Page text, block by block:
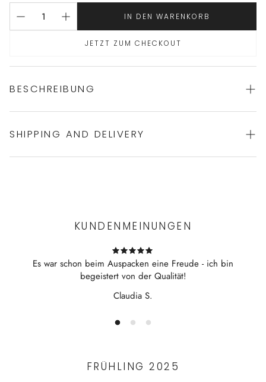
IN DEN WARENKORB
JETZT ZUM CHECKOUT
BESCHREIBUNG
Sportlicher Badeanzug von ROIDAL
SHIPPING AND DELIVERY
KUNDENMEINUNGEN
Es war schon beim Auspacken eine Freude - ich bin
begeistert von der Qualität!
Claudia S.
FRÜHLING 2025